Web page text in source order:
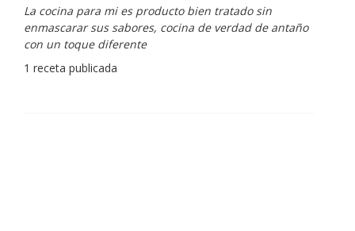
La cocina para mi es producto bien tratado sin
enmascarar sus sabores, cocina de verdad de antaño
con un toque diferente
1 receta publicada